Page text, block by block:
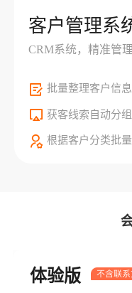
客户管理系
CRM系统，精准管
批量整理客户信息
获客线索自动分组
根据客户分类批
体验版